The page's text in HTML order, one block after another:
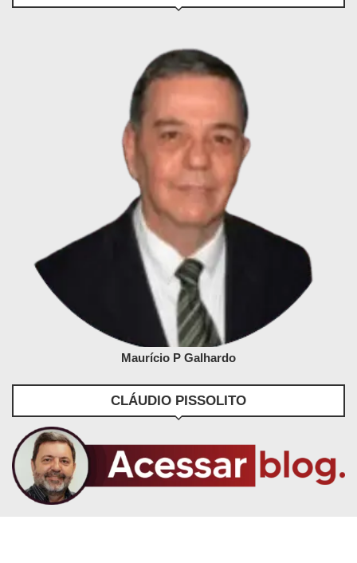
Maurício P Galhardo
CLÁUDIO PISSOLITO